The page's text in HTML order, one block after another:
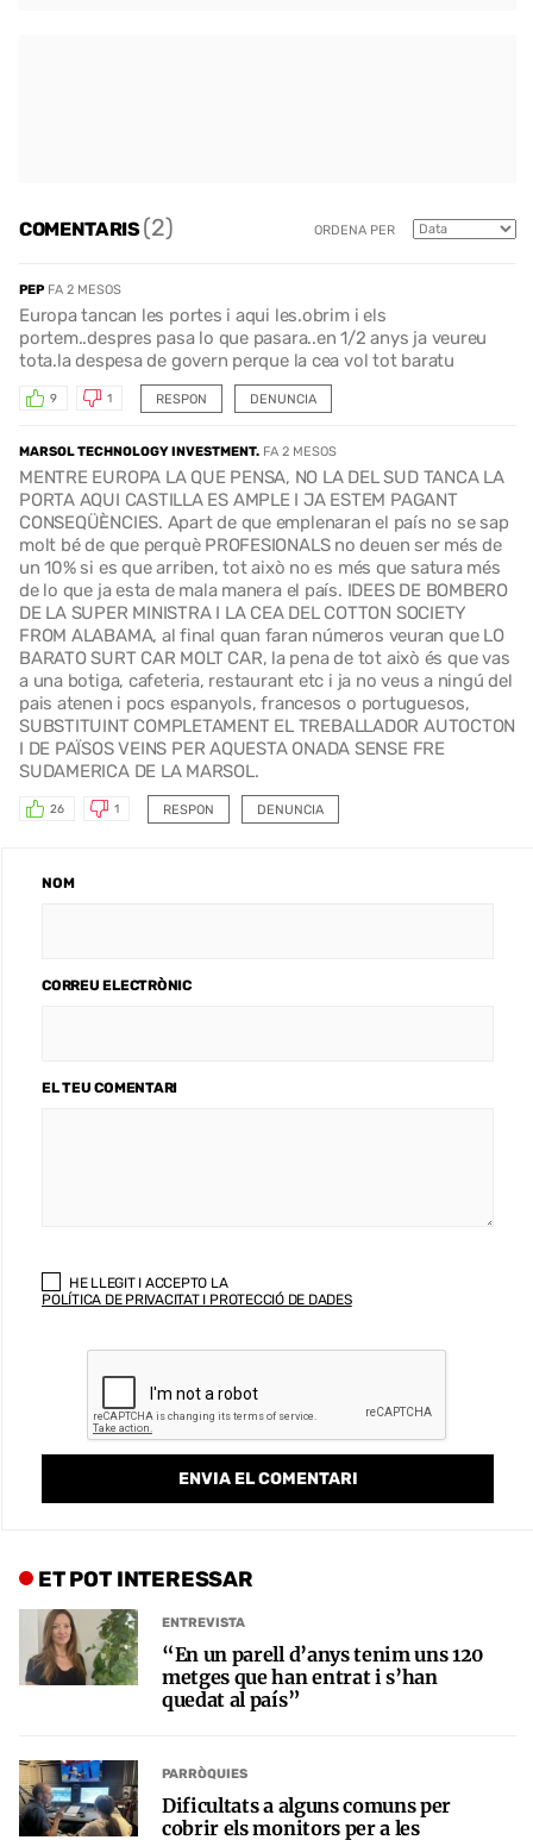
COMENTARIS(2) ORDENA PER
PEP FA 2 MESOS
Europa tancan les portes i aqui les.obrim i els
portem..despres pasa lo que pasara..en 1/2 anys ja veureu
tota.la despesa de govern perque la cea vol tot baratu
RESPON
9 1 DENUNCIA
MARSOL TECHNOLOGY INVESTMENT. FA 2 MESOS
MENTRE EUROPA LA QUE PENSA, NO LA DEL SUD TANCA LA
PORTA AQUI CASTILLA ES AMPLE I JA ESTEM PAGANT
CONSEQÜÈNCIES. Apart de que emplenaran el país no se sap
molt bé de que perquè PROFESIONALS no deuen ser més de
un 10% si es que arriben, tot això no es més que satura més
de lo que ja esta de mala manera el país. IDEES DE BOMBERO
DE LA SUPER MINISTRA I LA CEA DEL COTTON SOCIETY
FROM ALABAMA, al final quan faran números veuran que LO
BARATO SURT CAR MOLT CAR, la pena de tot això és que vas
a una botiga, cafeteria, restaurant etc i ja no veus a ningú del
pais atenen i pocs espanyols, francesos o portuguesos,
SUBSTITUINT COMPLETAMENT EL TREBALLADOR AUTOCTON
I DE PAÏSOS VEINS PER AQUESTA ONADA SENSE FRE
SUDAMERICA DE LA MARSOL.
RESPON
26 1 DENUNCIA
NOM
CORREU ELECTRÒNIC
EL TEU COMENTARI
HE LLEGIT I ACCEPTO LA
POLÍTICA DE PRIVACITAT I PROTECCIÓ DE DADES
ET POT INTERESSAR
ENTREVISTA
“En un parell d’anys tenim uns 120
metges que han entrat i s’han
quedat al país”
PARRÒQUIES
Dificultats a alguns comuns per
cobrir els monitors per a les